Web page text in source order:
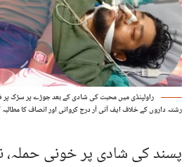
راولپنڈی میں محبت کی شادی کے بعد جوڑے پر سڑک پر
رشتہ داروں کے خلاف ایف آئی آر درج کروائی اور انصاف کا مطالبہ
پسند کی شادی پر خونی حملہ،